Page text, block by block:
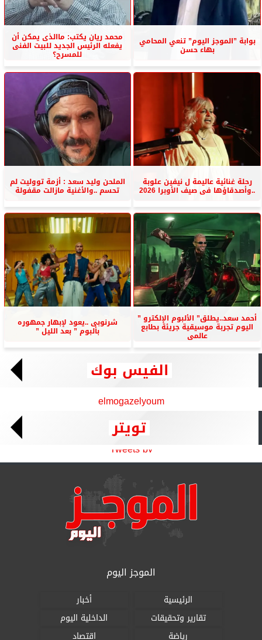
بوابة ”الموجز اليوم” تنعي المحامي
بهاء حسن
محمد ريان يكتب: ماالذى يمكن أن
يفعله الرئيس الجديد للبيت الفنى
للمسرح؟
رحلة غنائية عاليمة ل نيفين علوبة
..وأصدقاؤها فى صيف الأوبرا 2026
الملحن وليد سعد : أزمة تووليت لم
تحسم ..والأغنية مازالت مقفولة
أحمد سعد..يطلق” الألبوم الإلكترو ”
اليوم تجربة موسيقية جريئة بطابع
عالمى
شرنوبى ..يعود لإبهار جمهوره
بألبوم ” بعد الليل ”
الفيس بوك
elmogazelyoum
تويتر
Tweets by
الموجز اليوم
الرئيسية
أخبار
تقارير وتحقيقات
الداخلية اليوم
رياضة
اقتصاد